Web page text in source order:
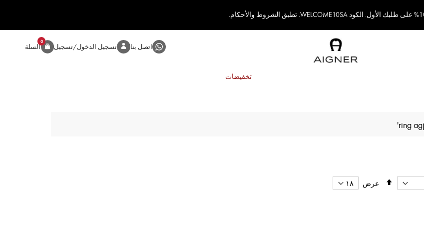
اتصل بنا تسجيل الدخول/تسجيل السلة
0المنتج
تحديد
الاتجاه
عرض